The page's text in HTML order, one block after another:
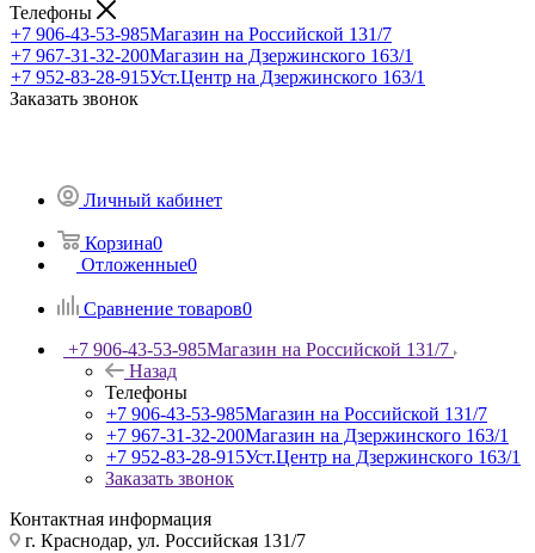
Телефоны
+7 906-43-53-985Магазин на Российской 131/7
+7 967-31-32-200Магазин на Дзержинского 163/1
+7 952-83-28-915Уст.Центр на Дзержинского 163/1
Заказать звонок
Личный кабинет
Корзина0
Отложенные0
Сравнение товаров0
+7 906-43-53-985Магазин на Российской 131/7
Назад
Телефоны
+7 906-43-53-985Магазин на Российской 131/7
+7 967-31-32-200Магазин на Дзержинского 163/1
+7 952-83-28-915Уст.Центр на Дзержинского 163/1
Заказать звонок
Контактная информация
г. Краснодар, ул. Российская 131/7